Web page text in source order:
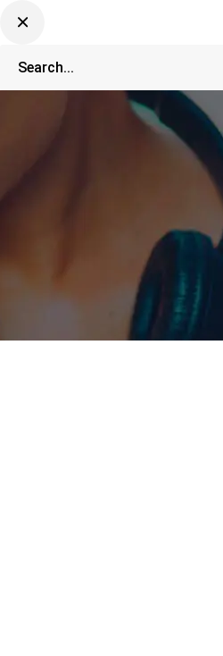
CLUBBING TV